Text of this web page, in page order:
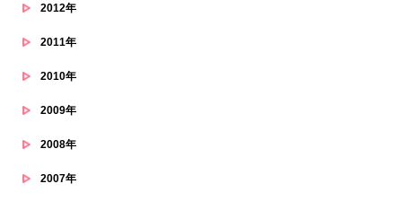
2012年
2011年
2010年
2009年
2008年
2007年